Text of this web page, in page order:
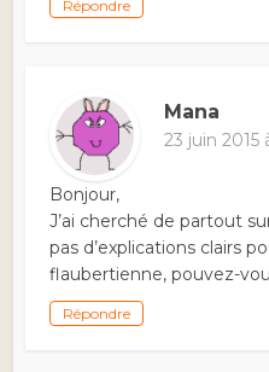
Répondre
Mana
23 juin 2015
Bonjour,
J’ai cherché de partout
pas d’explications clairs
flaubertienne, pouvez-
Répondre